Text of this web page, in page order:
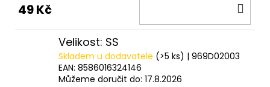
49 Kč
Velikost: SS
Skladem u dodavatele (>5 ks) | 969D02003
EAN: 8586016324146
Můžeme doručit do: 17.8.2026